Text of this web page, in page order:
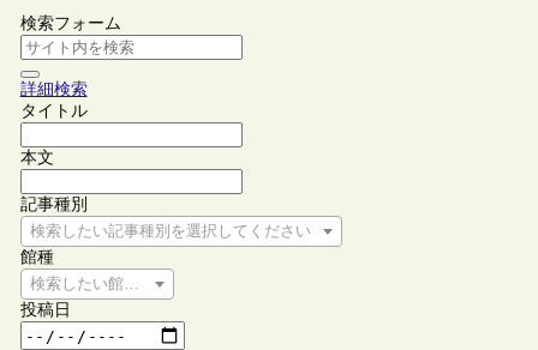
検索フォーム
詳細検索
タイトル
本文
記事種別
検索したい記事種別を選択してください
館種
検索したい館種を選択してください
投稿日